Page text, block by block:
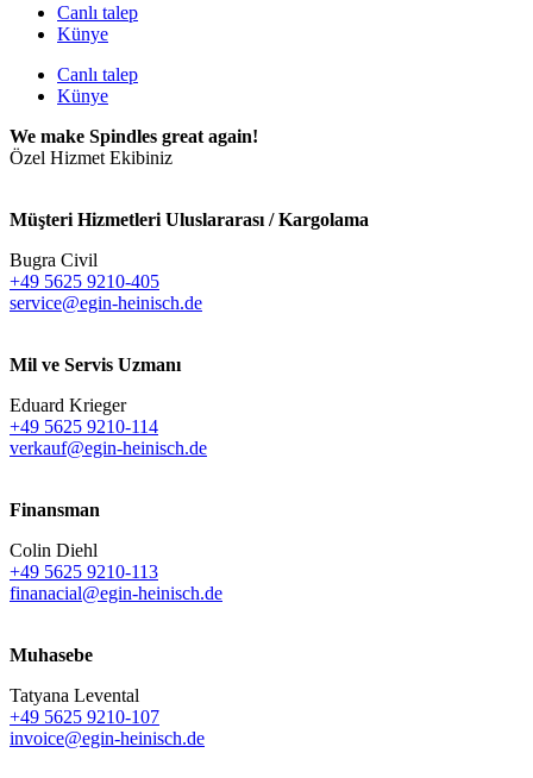
Canlı talep
Künye
Canlı talep
Künye
We make Spindles great again!
Özel Hizmet Ekibiniz
Müşteri Hizmetleri Uluslararası / Kargolama
Bugra Civil
+49 5625 9210-405
service@egin-heinisch.de
Mil ve Servis Uzmanı
Eduard Krieger
+49 5625 9210-114
verkauf@egin-heinisch.de
Finansman
Colin Diehl
+49 5625 9210-113
finanacial@egin-heinisch.de
Muhasebe
Tatyana Levental
+49 5625 9210-107
invoice@egin-heinisch.de